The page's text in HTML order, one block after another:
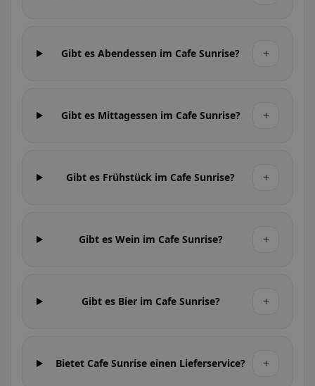
Gibt es Abendessen im Cafe Sunrise? +
Gibt es Mittagessen im Cafe Sunrise? +
Gibt es Frühstück im Cafe Sunrise? +
Gibt es Wein im Cafe Sunrise? +
Gibt es Bier im Cafe Sunrise? +
Bietet Cafe Sunrise einen Lieferservice? +